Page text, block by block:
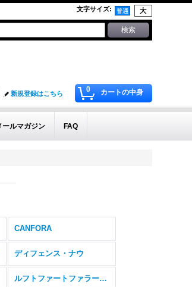
文字サイズ:
0 カートの中身
新規登録はこちら
ールマガジン FAQ
CANFORA
ディフェンス・ナウ
ルフトファートファラークスタート